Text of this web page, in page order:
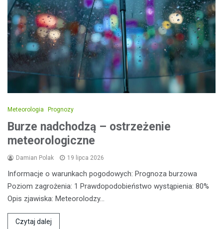
Meteorologia Prognozy
Burze nadchodzą – ostrzeżenie
meteorologiczne
Damian Polak 19 lipca 2026
Informacje o warunkach pogodowych: Prognoza burzowa
Poziom zagrożenia: 1 Prawdopodobieństwo wystąpienia: 80%
Opis zjawiska: Meteorolodzy…
Czytaj dalej